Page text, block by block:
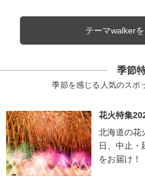
テーマwalker
季節
季節を感じる人気のスポ
花火特集
北海道の花
日、中止・
をお届け！